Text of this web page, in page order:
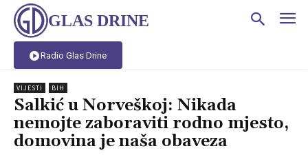
GLAS DRINE
Radio Glas Drine
VIJESTI BIH
Salkić u Norveškoj: Nikada
nemojte zaboraviti rodno mjesto,
domovina je naša obaveza